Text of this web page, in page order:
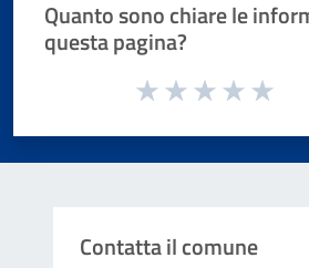
Quanto sono chiare le
questa pagina?
Valuta da 1 a 5 stelle la pagina
Contatta il comune